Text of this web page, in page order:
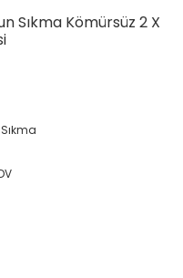
Sıkma Kömürsüz 2 X